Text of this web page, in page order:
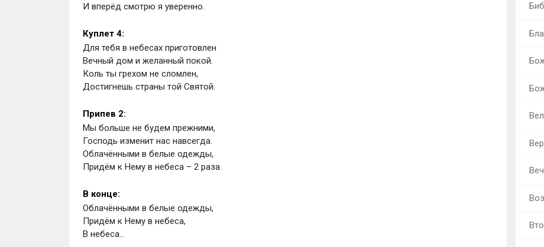
И вперёд смотрю я уверенно.
Куплет 4:
Для тебя в небесах приготовлен
Вечный дом и желанный покой.
Коль ты грехом не сломлен,
Достигнешь страны той Святой.
Припев 2:
Мы больше не будем прежними,
Господь изменит нас навсегда.
Облачёнными в белые одежды,
Придём к Нему в небеса – 2 раза.
В конце:
Облачёнными в белые одежды,
Придём к Нему в небеса,
В небеса...